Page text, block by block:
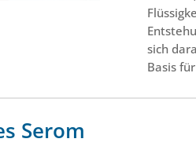
sich
Basis
Serom